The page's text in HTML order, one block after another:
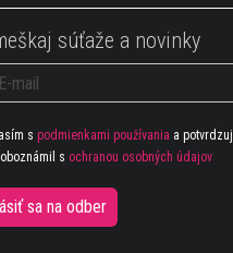
súťaže a novinky
s podmienkami používania a
s ochranou osobných údajov
sa na odber